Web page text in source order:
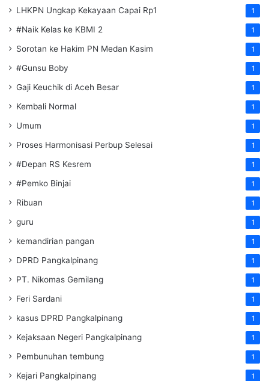
LHKPN Ungkap Kekayaan Capai Rp1 1
#Naik Kelas ke KBMI 2 1
Sorotan ke Hakim PN Medan Kasim 1
#Gunsu Boby 1
Gaji Keuchik di Aceh Besar 1
Kembali Normal 1
Umum 1
Proses Harmonisasi Perbup Selesai 1
#Depan RS Kesrem 1
#Pemko Binjai 1
Ribuan 1
guru 1
kemandirian pangan 1
DPRD Pangkalpinang 1
PT. Nikomas Gemilang 1
Feri Sardani 1
kasus DPRD Pangkalpinang 1
Kejaksaan Negeri Pangkalpinang 1
Pembunuhan tembung 1
Kejari Pangkalpinang 1